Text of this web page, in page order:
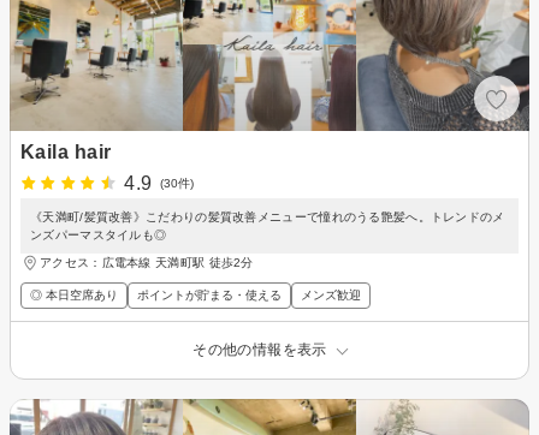
Kaila hair
4.9
(30件)
《天満町/髪質改善》こだわりの髪質改善メニューで憧れのうる艶髪へ。トレンドのメ
ンズパーマスタイルも◎
アクセス：広電本線 天満町駅 徒歩2分
◎ 本日空席あり ポイントが貯まる・使える メンズ歓迎
その他の情報を表示